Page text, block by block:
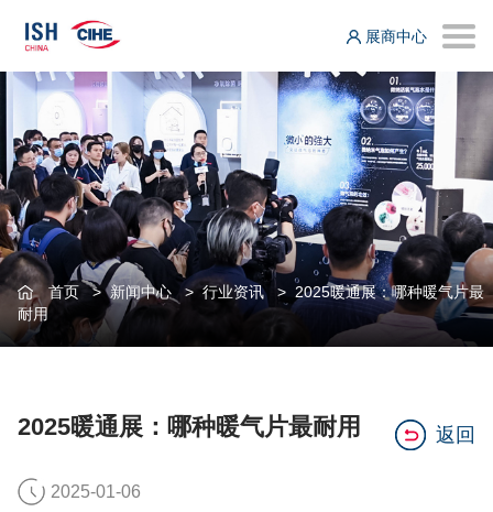
展商中心
首页>新闻中心>行业资讯> 2025暖通展：哪种暖气片最
耐用
2025暖通展：哪种暖气片最耐用 返回
2025-01-06